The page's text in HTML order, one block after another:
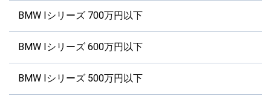
BMW Iシリーズ 700万円以下
BMW Iシリーズ 600万円以下
BMW Iシリーズ 500万円以下